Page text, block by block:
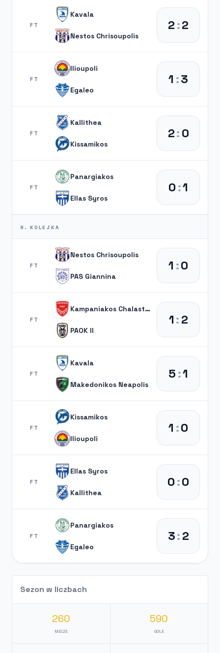
FT
Kavala
Nestos Chrisoupolis
2:2
FT
Ilioupoli
Egaleo
1 :3
FT
Kallithea
Kissamikos
2:0
FT
Panargiakos
Ellas Syros
0:1
9. KOLEJKA
FT
Nestos Chrisoupolis
PAS Giannina
1 :0
FT
Kampaniakos Chalastra
PAOK II
1:2
FT
Kavala
Makedonikos Neapolis
5:1
FT
Kissamikos
Ilioupoli
1 :0
FT
Ellas Syros
Kallithea
0:0
FT
Panargiakos
Egaleo
3:2
Sezon w liczbach
260
MECZE
590
GOLE